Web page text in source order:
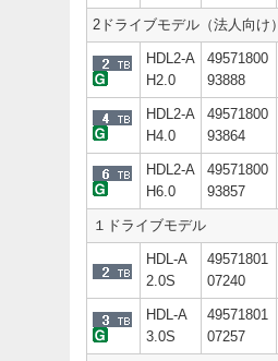
2ドライブモデル（法人向け）
HDL2-A
H2.0
49571800
93888
HDL2-A
H4.0
49571800
93864
HDL2-A
H6.0
49571800
93857
１ドライブモデル
HDL-A
2.0S
49571801
07240
HDL-A
3.0S
49571801
07257